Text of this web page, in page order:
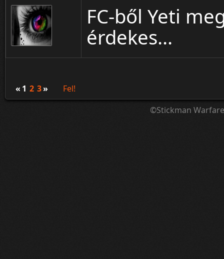
FC-ből Yeti
érdekes...
« 1 2 3»
Fel!
©Stickman Warfare